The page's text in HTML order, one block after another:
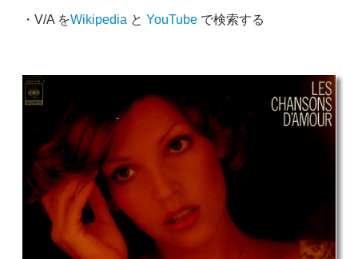
・V/A をWikipedia と YouTubeで検索する